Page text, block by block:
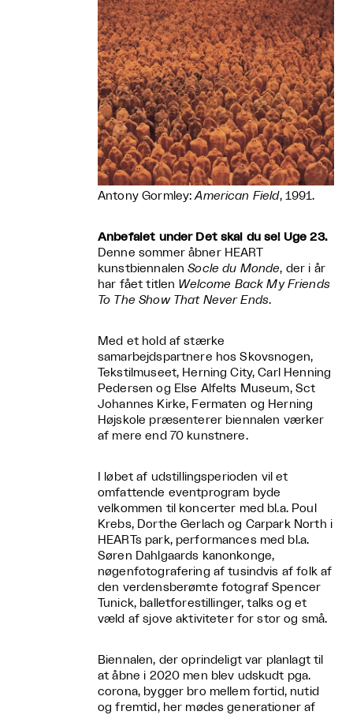
Antony Gormley:American Field, 1991.
Anbefalet under Det skal du se! Uge 23.
Denne sommer åbner HEART
kunstbiennalenSocle du Monde, der i år
har fået titlen Welcome Back My Friends
To The Show That Never Ends.
Med et hold af stærke
samarbejdspartnere hos Skovsnogen,
Tekstilmuseet, Herning City, Carl Henning
Pedersen og Else Alfelts Museum, Sct
Johannes Kirke, Fermaten og Herning
Højskole præsenterer biennalen værker
af mere end 70 kunstnere.
I løbet af udstillingsperioden vil et
omfattende eventprogram byde
velkommen til koncerter med bl.a. Poul
Krebs, Dorthe Gerlach og Carpark North i
HEARTs park, performances med bl.a.
Søren Dahlgaards kanonkonge,
nøgenfotografering af tusindvis af folk af
den verdensberømte fotograf Spencer
Tunick, balletforestillinger, talks og et
væld af sjove aktiviteter for stor og små.
Biennalen, der oprindeligt var planlagt til
at åbne i 2020 men blev udskudt pga.
corona, bygger bro mellem fortid, nutid
og fremtid, her mødes generationer af